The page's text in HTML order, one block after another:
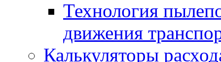
Технология
движения
Калькуляторы